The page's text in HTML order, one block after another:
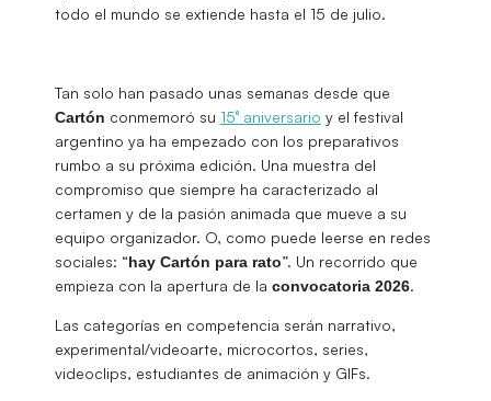
todo el mundo se extiende hasta el 15 de julio.
Tan solo han pasado unas semanas desde que
Cartón conmemoró su 15° aniversario y el festival
argentino ya ha empezado con los preparativos
rumbo a su próxima edición. Una muestra del
compromiso que siempre ha caracterizado al
certamen y de la pasión animada que mueve a su
equipo organizador. O, como puede leerse en redes
sociales: “hay Cartón para rato”. Un recorrido que
empieza con la apertura de la convocatoria 2026.
Las categorías en competencia serán narrativo,
experimental/videoarte, microcortos, series,
videoclips, estudiantes de animación y GIFs.